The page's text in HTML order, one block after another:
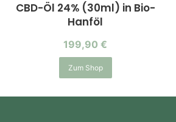
CBD-Öl 24% (30ml) in Bio-
Hanföl
199,90 €
Zum Shop